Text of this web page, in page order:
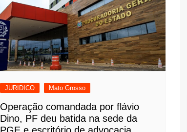
JURIDICO Mato Grosso
Operação comandada por flávio
Dino, PF deu batida na sede da